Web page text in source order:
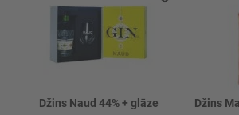
Džins Naud 44% + glāze